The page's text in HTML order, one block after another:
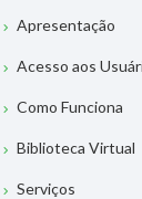
Apresentação
Acesso aos
Como Funciona
Biblioteca Virtual
Serviços